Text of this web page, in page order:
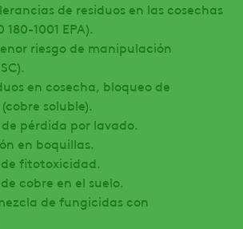
de residuos en las cosechas
180-1001 EPA).
riesgo de manipulación
en cosecha, bloqueo de
soluble).
pérdida por lavado.
en boquillas.
fitotoxicidad.
cobre en el suelo.
de fungicidas con